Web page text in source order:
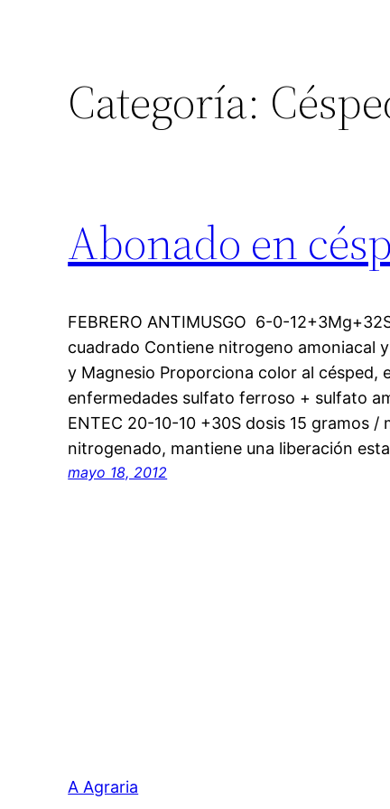
Categoría:
Abonado en
FEBRERO ANTIMUSGO 6-0-
cuadrado Contiene nitrogeno amoniacal
y Magnesio Proporciona color al césped,
enfermedades sulfato ferroso + sulfato
ENTEC 20-10-10 +30S dosis 15 gramos
nitrogenado, mantiene una liberación
mayo 18, 2012
A Agraria